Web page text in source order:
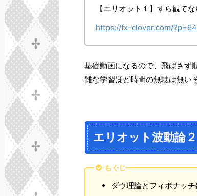
【エリオット１】すら観て
https://fx-clover.com/
基礎動画になるので、飛ばさず
雑な学習ほど時間の無駄は無い
エリオット波動論
もくじ
ダウ理論とフィボナッ